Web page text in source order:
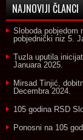
NAJNOVIJI ČLANCI
Sloboda pobjedom
pobjednički niz 5.
Tuzla uputila
Januara 2025.
Mirsad Tinjić,
Decembra 2024.
105 godina RSD
Ponosni na 105